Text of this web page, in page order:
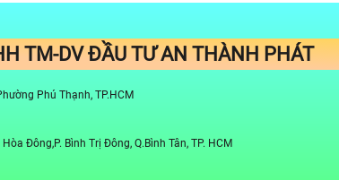
TM-DV ĐẦU TƯ AN THÀNH PHÁT
Phú Thạnh, TP.HCM
Đông,P. Bình Trị Đông, Q.Bình Tân, TP. HCM